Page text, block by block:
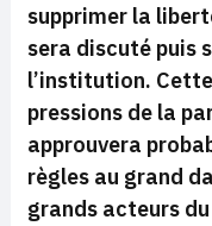
supprimer la
sera discuté puis
l’institution.
pressions de la
approuvera
règles au grand
grands acteurs